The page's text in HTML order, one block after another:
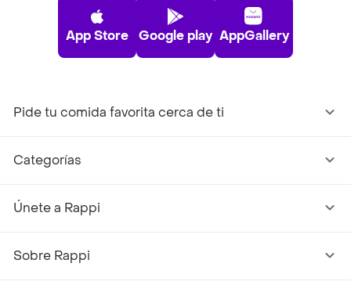
App Store Google play AppGallery
Pide tu comida favorita cerca de ti
Categorías
Únete a Rappi
Sobre Rappi